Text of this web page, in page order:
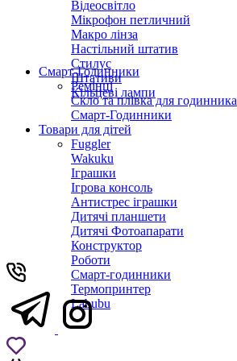
Відеосвітло
Мікрофон петличний
Макро лінза
Настільний штатив
Стилус
Штативи
Кільцеві лампи
Смарт-Годинники
Ремінці
Скло та плівка для годинника
Смарт-Годинники
Товари для дітей
Fuggler
Wakuku
Іграшки
Ігрова консоль
Антистрес іграшки
Дитячi планшети
Дитячі Фотоапарати
Конструктор
Роботи
Смарт-годинники
Термопринтер
Labubu